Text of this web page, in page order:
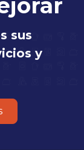
sus
y